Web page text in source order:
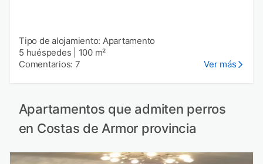
Tipo de alojamiento: Apartamento
5 huéspedes
100 m²
Comentarios: 7
Ver más
Apartamentos que admiten perros
en Costas de Armor provincia